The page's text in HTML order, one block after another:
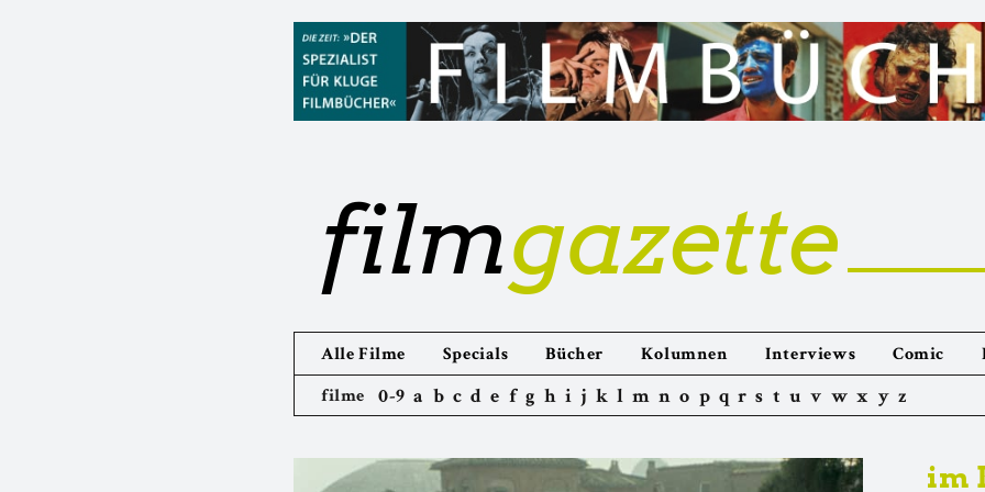
filmgazette
Alle Filme Specials Bücher Kolumnen Interviews Comic
filme 0-9 a b c d e f g h i j k l m n o p q r s t u v w x y z
im